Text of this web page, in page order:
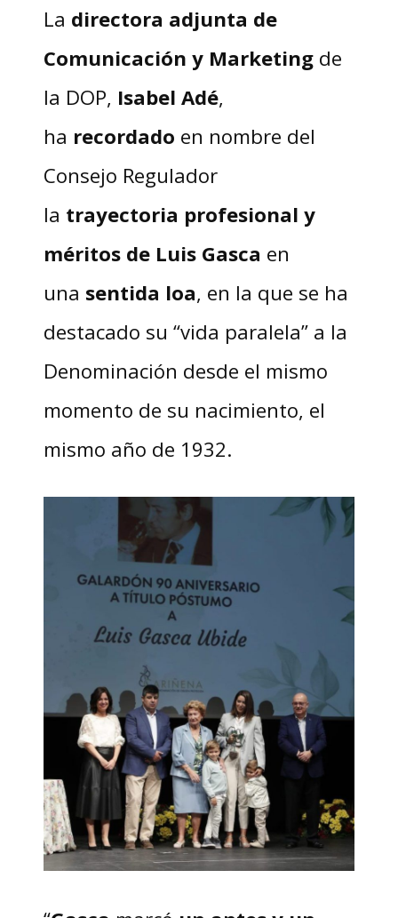
La directora adjunta de
Comunicación y Marketingde
la DOP, Isabel Adé,
ha recordado en nombre del
Consejo Regulador
la trayectoria profesional y
méritos de Luis Gasca en
una sentida loa, en la que se ha
destacado su “vida paralela” a la
Denominación desde el mismo
momento de su nacimiento, el
mismo año de 1932.